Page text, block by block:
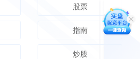
股票
指南
炒股